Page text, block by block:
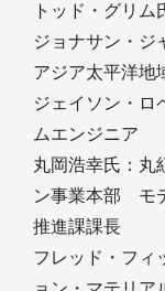
トッド・グリム
ジョナサン・ジ
アジア太平洋地
ジェイソン・ロ
ムエンジニア
丸岡浩幸氏：丸
ン事業本部 モ
推進課課長
フレッド・フィ